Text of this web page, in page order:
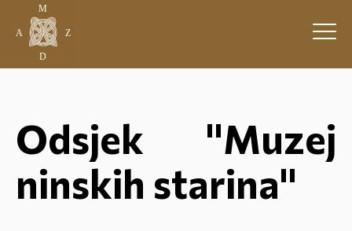
Odsjek "Muzej
ninskih starina"